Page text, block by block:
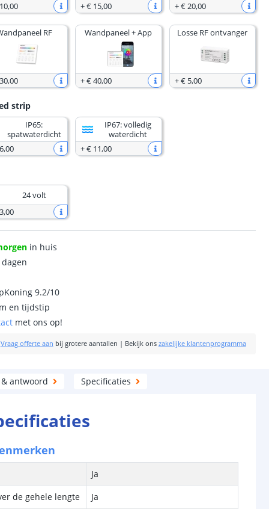
,00 +€ 15,00 +€ 20,00
RF
,00
Wandpaneel + App
+€ 40,00
Losse RF ontvanger
+€ 5,00
strip
IP65:
spatwaterdicht
,00
IP67: volledig
waterdicht
+€ 11,00
24 volt
,00
in huis
9.2/10
en tijdstip
met ons op!
Vraag offerte aan bij grotere aantallen | Bekijk ons zakelijke klantenprogramma
antwoord Specificaties
Ja
de gehele lengte
Ja